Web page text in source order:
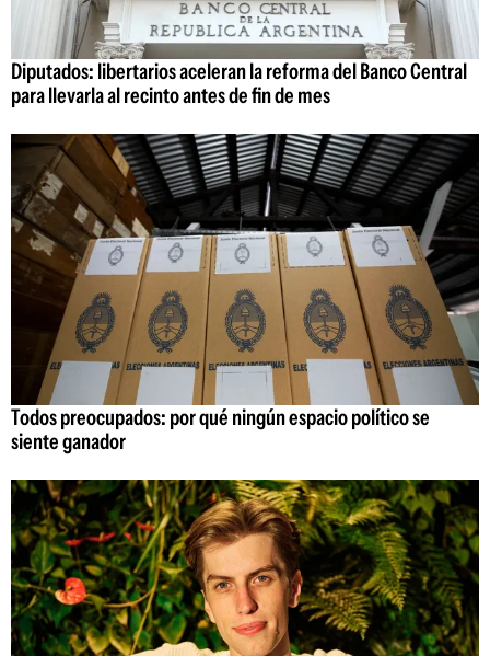
Diputados: libertarios aceleran la reforma del Banco Central
para llevarla al recinto antes de fin de mes
Todos preocupados: por qué ningún espacio político se
siente ganador